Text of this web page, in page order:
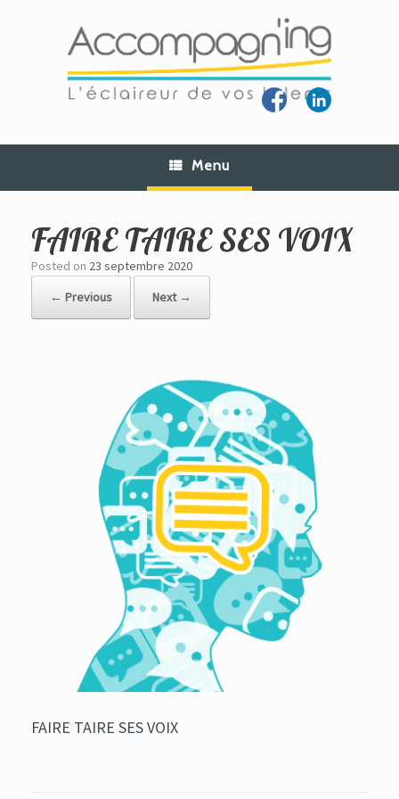
Menu
FAIRE TAIRE SES VOIX
Posted on 23 septembre 2020
← Previous
Next →
FAIRE TAIRE SES VOIX